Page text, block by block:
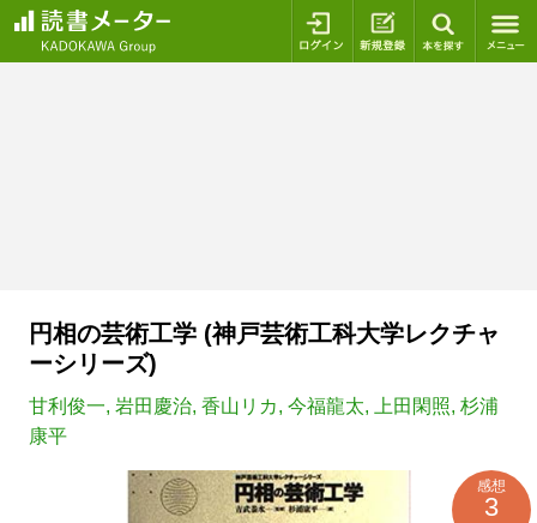
ログイン 新規登録
円相の芸術工学 (神戸芸術工科大学レクチャ
ーシリーズ)
甘利俊一, 岩田慶治, 香山リカ, 今福龍太, 上田閑照, 杉浦
康平
感想
3